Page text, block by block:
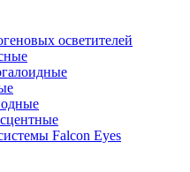
осветителей
Falcon Eyes